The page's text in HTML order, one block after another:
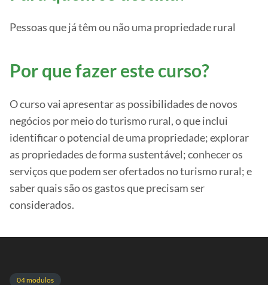
Pessoas que já têm ou não uma propriedade rural
Por que fazer este curso?
O curso vai apresentar as possibilidades de novos
negócios por meio do turismo rural, o que inclui
identificar o potencial de uma propriedade; explorar
as propriedades de forma sustentável; conhecer os
serviços que podem ser ofertados no turismo rural; e
saber quais são os gastos que precisam ser
considerados.
04 modulos